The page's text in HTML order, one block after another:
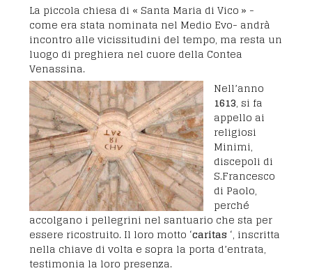
La piccola chiesa di « Santa Maria di Vico » -
come era stata nominata nel Medio Evo- andrà
incontro alle vicissitudini del tempo, ma resta un
luogo di preghiera nel cuore della Contea
Venassina.
Nell’anno
1613, si fa
appello ai
religiosi
Minimi,
discepoli di
S.Francesco
di Paolo,
perché
accolgano i pellegrini nel santuario che sta per
essere ricostruito. Il loro motto ‘caritas ‘, inscritta
nella chiave di volta e sopra la porta d’entrata,
testimonia la loro presenza.